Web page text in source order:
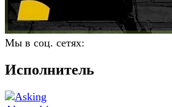
Мы в соц. сетях:
Исполнитель